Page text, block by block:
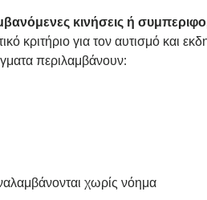
κινήσεις ή
κριτήριο για τον αυτισμό και
περιλαμβάνουν:
χωρίς νόημα